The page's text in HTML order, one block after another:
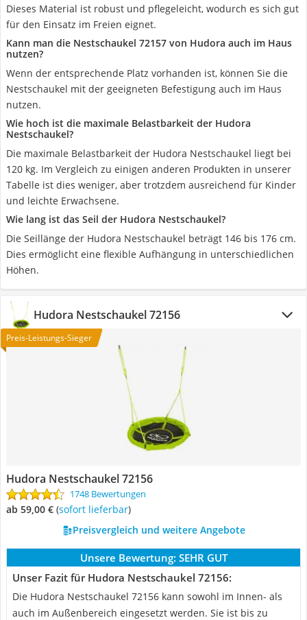
Dieses Material ist robust und pflegeleicht, wodurch es sich gut
für den Einsatz im Freien eignet.
Kann man die Nestschaukel 72157 von Hudora auch im Haus
nutzen?
Wenn der entsprechende Platz vorhanden ist, können Sie die
Nestschaukel mit der geeigneten Befestigung auch im Haus
nutzen.
Wie hoch ist die maximale Belastbarkeit der Hudora
Nestschaukel?
Die maximale Belastbarkeit der Hudora Nestschaukel liegt bei
120 kg. Im Vergleich zu einigen anderen Produkten in unserer
Tabelle ist dies weniger, aber trotzdem ausreichend für Kinder
und leichte Erwachsene.
Wie lang ist das Seil der Hudora Nestschaukel?
Die Seillänge der Hudora Nestschaukel beträgt 146 bis 176 cm.
Dies ermöglicht eine flexible Aufhängung in unterschiedlichen
Höhen.
Hudora Nestschaukel 72156
Preis-Leistungs-Sieger
Hudora Nestschaukel 72156
1748 Bewertungen
ab 59,00 € ( Sofort lieferbar)
Preisvergleich und weitere Angebote
Unsere Bewertung: SEHR GUT
Unser Fazit für Hudora Nestschaukel 72156:
Die Hudora Nestschaukel 72156 kann sowohl im Innen- als
auch im Außenbereich eingesetzt werden. Sie ist bis zu